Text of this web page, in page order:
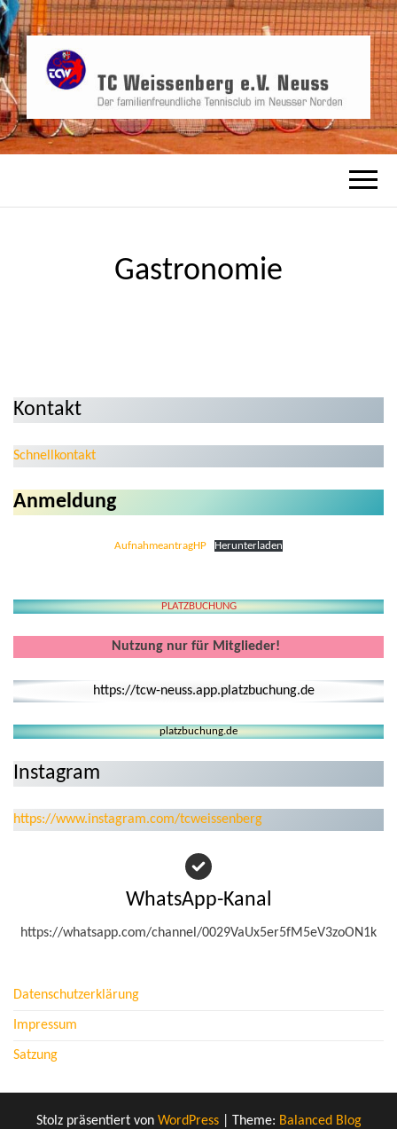
TC
WEISSENBERG
E.V. NEUSS
TCW, der familienfreundliche Tennisverein
in Neusser Norden
Gastronomie
Kontakt
Schnellkontakt
Anmeldung
AufnahmeantragHP Herunterladen
PLATZBUCHUNG
Nutzung nur für Mitglieder!
https://tcw-neuss.app.platzbuchung.de
platzbuchung.de
Instagram
https://www.instagram.com/tcweissenberg
WhatsApp-Kanal
https://whatsapp.com/channel/0029VaUx5er5fM5eV3zoON1k
Datenschutzerklärung
Impressum
Satzung
Stolz präsentiert von WordPress Theme: Balanced Blog